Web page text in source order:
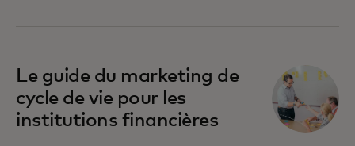
Le guide du marketing de
cycle de vie pour les
institutions financières